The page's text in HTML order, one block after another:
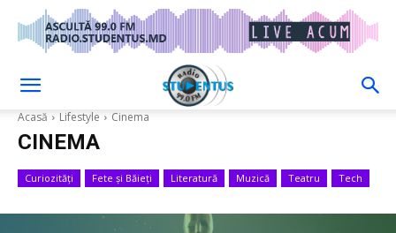
Acasă Lifestyle Cinema
CINEMA
Curiozități Fete și Băieți Literatură Muzică Teatru Tech